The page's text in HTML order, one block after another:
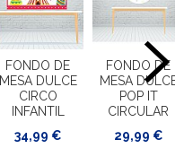
FONDO DE
MESA DULCE
CIRCO
INFANTIL
34,99 €
FONDO DE
MESA DULCE
POP IT
CIRCULAR
29,99 €